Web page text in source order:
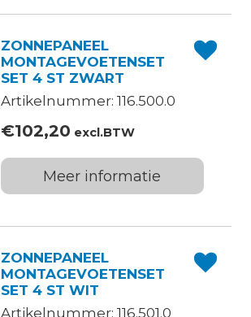
ZONNEPANEEL
MONTAGEVOETENSET
SET 4 ST ZWART
Artikelnummer: 116.500.0
€102,20 excl.BTW
Meer informatie
ZONNEPANEEL
MONTAGEVOETENSET
SET 4 ST WIT
Artikelnummer: 116.501.0